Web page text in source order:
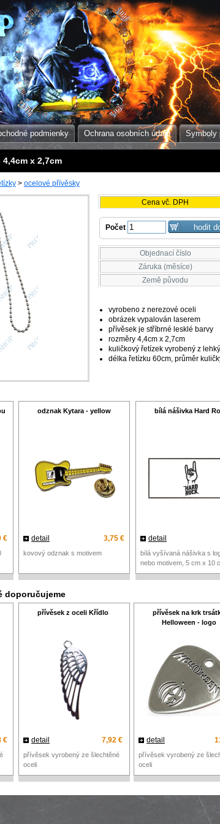
podmienky Ochrana osobních údajů Symboly
x 2,7cm
> ocelové přívěsky
Cena vč. DPH
Počet
Objednací číslo
Záruka (měsíce)
Země původu
vyrobeno z nerezové oceli
obrázek vypalován laserem
přívěsek je stříbrné lesklé barvy
rozměry 4,4cm x 2,7cm
kuličkový řetízek vyrobený z
délka řetízku 60cm, průměr
odznak Kytara - yellow bílá nášivka Hard
€ 3,75 €
detail detail
kovový odznak s motivem
bílá vyšívaná nášivka s
nebo motivem, 5 cm x 10
doporučujeme
přívěsek z oceli Křídlo
přívěsek na krk
Helloween - logo
€ 7,92 €
detail detail
přívěsek vyrobený ze šlechtěné
oceli
přívěsek vyrobený ze
oceli